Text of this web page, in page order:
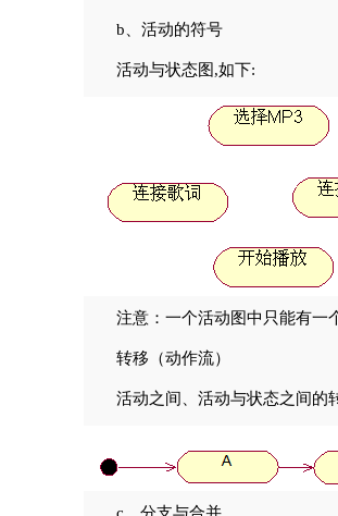
b、活动的符号
活动与状态图,如下:
注意：一个活动图中只能有一
转移（动作流）
活动之间、活动与状态之间的